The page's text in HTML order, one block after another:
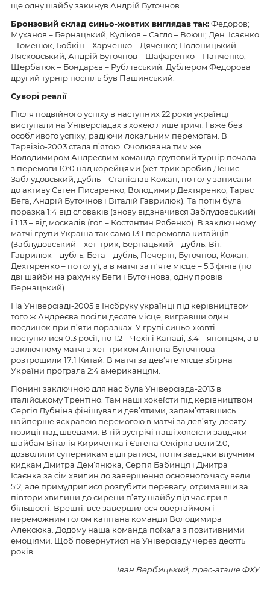
ще одну шайбу закинув Андрій Буточнов.
Бронзовий склад синьо-жовтих виглядав так:Федоров;
Муханов – Бернацький, Куліков – Сагло – Воюш; Ден. Ісаєнко
– Гоменюк, Бобкін – Харченко – Дяченко; Полоницький –
Лясковський, Андрій Буточнов – Шафаренко – Панченко;
Щербатюк – Бондарєв – Рублівський. Дублером Федорова
другий турнір поспіль був Пашинський.
Суворі реалії
Після подвійного успіху в наступних 22 роки українці
виступали на Універсіадах з хокею лише тричі. І вже без
особливого успіху, радіючи локальним перемогам. В
Тарвізіо-2003 стала п’ятою. Очолювана тим же
Володимиром Андреєвим команда груповий турнір почала
з перемоги 10:0 над корейцями (хет-трик зробив Денис
Заблудовський, дубль – Станіслав Кожан, по голу записали
до активу Євген Писаренко, Володимир Дехтяренко, Тарас
Бега, Андрій Буточнов і Віталій Гаврилюк). Та потім була
поразка 1:4 від словаків (знову відзначився Заблудовський)
і 1:13 – від москалів (гол – Костянтин Рябенко). В заключному
матчі групи Україна так само 13:1 перемогла китайців
(Заблудовський – хет-трик, Бернацький – дубль, Віт.
Гаврилюк – дубль, Бега – дубль, Печерін, Буточнов, Кожан,
Дехтяренко – по голу), а в матчі за п’яте місце – 5:3 фінів (по
дві шайби на рахунку Беги і Буточнова, одну провів
Бернацький).
На Універсіаді-2005 в Інсбруку українці під керівництвом
того ж Андреєва посіли десяте місце, вигравши один
поєдинок при п’яти поразках. У групі синьо-жовті
поступилися 0:3 росії, по 1:2 – Чехії і Канаді, 3:4 – японцям, а в
заключному матчі з хет-триком Антона Буточнова
розтрощили 17:1 Китай. В матчі за дев’яте місце збірна
України програла 2:4 американцям.
Понині заключною для нас була Універсіада-2013 в
італійському Трентіно. Там наші хокеїсти під керівництвом
Сергія Лубніна фінішували дев’ятими, запам’ятавшись
найперше яскравою перемогою в матчі за дев’яту-десяту
позиції над шведами. В тій зустрічі наші хокеїсти завдяки
шайбам Віталія Кириченка і Євгена Секірка вели 2:0,
дозволили суперникам відігратися, потім завдяки влучним
кидкам Дмитра Дем’янюка, Сергія Бабинця і Дмитра
Ісаєнка за сім хвилин до завершення основного часу вели
5:2, але примудрилися розгубити перевагу, отримавши за
півтори хвилини до сирени п’яту шайбу під час гри в
більшості. Врешті, все завершилося овертаймом і
переможним голом капітана команди Володимира
Алексюка. Додому наша команда поїхала з позитивними
емоціями. Щоб повернутися на Універсіаду через десять
років.
Іван Вербицький, прес-аташе ФХУ